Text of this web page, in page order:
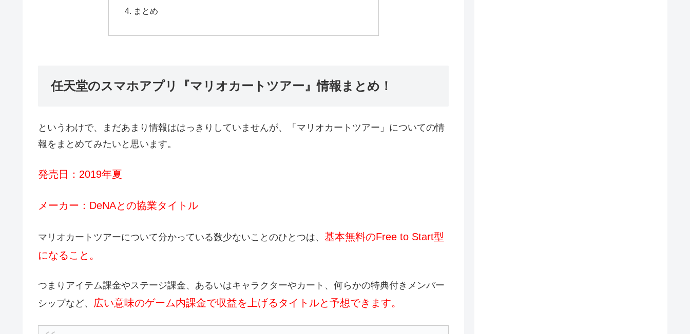
まとめ
任天堂のスマホアプリ『マリオカートツアー』情報まとめ！
というわけで、まだあまり情報ははっきりしていませんが、「マリオカートツアー」についての情
報をまとめてみたいと思います。
発売日：2019年夏
メーカー：DeNAとの協業タイトル
マリオカートツアーについて分かっている数少ないことのひとつは、 基本無料のFree to Start型
になること。
つまりアイテム課金やステージ課金、あるいはキャラクターやカート、何らかの特典付きメンバー
シップなど、 広い意味のゲーム内課金で収益を上げるタイトルと予想できます。